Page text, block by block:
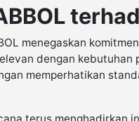
menegaskan
dengan kebutuhan
memperhatikan